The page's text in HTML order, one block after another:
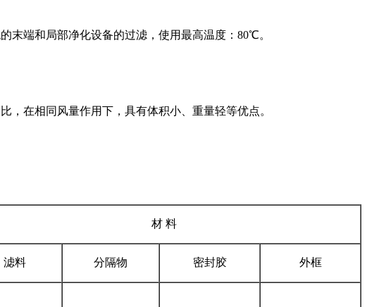
末端和局部净化设备的过滤，使用最高温度：80℃。
在相同风量作用下，具有体积小、重量轻等优点。
材 料
滤料 分隔物 密封胶 外框